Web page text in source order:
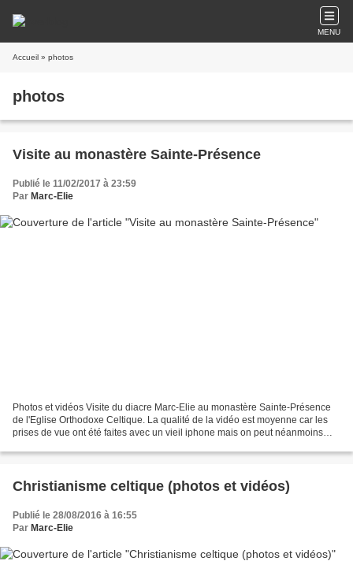
MENU
Accueil » photos
photos
Visite au monastère Sainte-Présence
Publié le 11/02/2017 à 23:59
Par Marc-Elie
Photos et vidéos Visite du diacre Marc-Elie au monastère Sainte-Présence
de l'Eglise Orthodoxe Celtique. La qualité de la vidéo est moyenne car les
prises de vue ont été faites avec un vieil iphone mais on peut néanmoins
Christianisme celtique (photos et vidéos)
Publié le 28/08/2016 à 16:55
Par Marc-Elie